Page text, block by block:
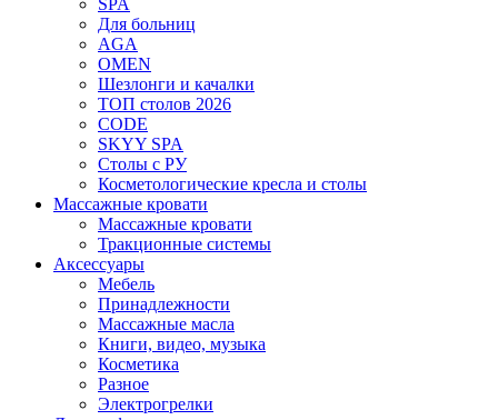
Для больниц
AGA
OMEN
Шезлонги и качалки
ТОП столов 2026
CODE
SKYY SPA
Столы с РУ
Косметологические кресла и столы
Массажные кровати
Массажные кровати
Тракционные системы
Аксессуары
Мебель
Принадлежности
Массажные масла
Книги, видео, музыка
Косметика
Разное
Электрогрелки